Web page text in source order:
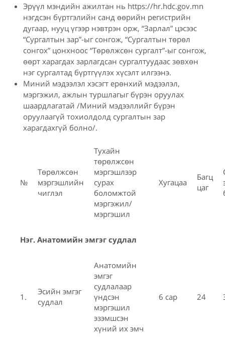
Эрүүл мэндийн ажилтан нь https://hr.hdc.gov.mn
нэгдсэн бүртгэлийн санд өөрийн регистрийн
дугаар, нууц үгээр нэвтрэн орж, “Зарлал” цэсээс
“Сургалтын зар”-ыг сонгож, “Сургалтын төрөл
сонгох” цонхноос “Төрөлжсөн сургалт”-ыг сонгож,
өөрт харагдах зарлагдсан сургалтуудаас зөвхөн
нэг сургалтад бүртгүүлэх хүсэлт илгээнэ.
Миний мэдээлэл хэсэгт ерөнхий мэдээлэл,
мэргэжил, ажлын туршлагыг бүрэн оруулах
шаардлагатай /Миний мэдээллийг бүрэн
оруулаагүй тохиолдолд сургалтын зар
харагдахгүй болно/.
№
Төрөлжсөн
мэргэшлийн
чиглэл
Тухайн
төрөлжсөн
мэргэшлээр
сурах
боломжтой
мэргэжил/
мэргэшил
Хугацаа
Багц
цаг
Нэг. Анатомийн эмгэг судлал
1.
Эсийн эмгэг
судлал
Анатомийн
эмгэг
судлалаар
үндсэн
мэргэшил
эзэмшсэн
хүний их эмч
6 сар 24